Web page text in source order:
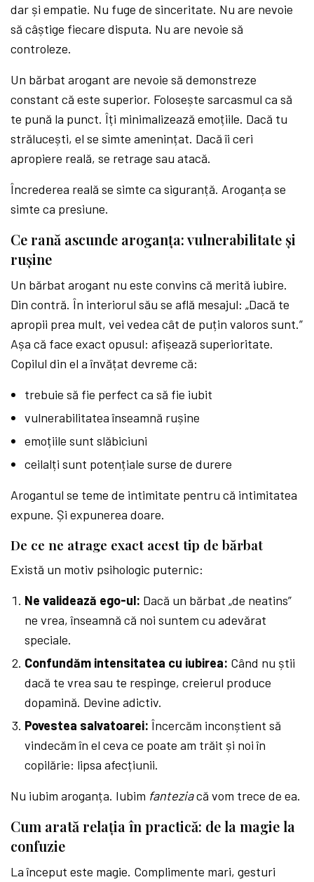
dar și empatie. Nu fuge de sinceritate. Nu are nevoie
să câștige fiecare disputa. Nu are nevoie să
controleze.
Un bărbat arogant are nevoie să demonstreze
constant că este superior. Folosește sarcasmul ca să
te pună la punct. Îți minimalizează emoțiile. Dacă tu
strălucești, el se simte amenințat. Dacă îi ceri
apropiere reală, se retrage sau atacă.
Încrederea reală se simte ca siguranță. Aroganța se
simte ca presiune.
Ce rană ascunde aroganța: vulnerabilitate și
rușine
Un bărbat arogant nu este convins că merită iubire.
Din contră. În interiorul său se află mesajul: „Dacă te
apropii prea mult, vei vedea cât de puțin valoros sunt.”
Așa că face exact opusul: afișează superioritate.
Copilul din el a învățat devreme că:
trebuie să fie perfect ca să fie iubit
vulnerabilitatea înseamnă rușine
emoțiile sunt slăbiciuni
ceilalți sunt potențiale surse de durere
Arogantul se teme de intimitate pentru că intimitatea
expune. Și expunerea doare.
De ce ne atrage exact acest tip de bărbat
Există un motiv psihologic puternic:
Ne validează ego-ul: Dacă un bărbat „de neatins”
ne vrea, înseamnă că noi suntem cu adevărat
speciale.
Confundăm intensitatea cu iubirea: Când nu știi
dacă te vrea sau te respinge, creierul produce
dopamină. Devine adictiv.
Povestea salvatoarei: Încercăm inconștient să
vindecăm în el ceva ce poate am trăit și noi în
copilărie: lipsa afecțiunii.
Nu iubim aroganța. Iubim fanteziacă vom trece de ea.
Cum arată relația în practică: de la magie la
confuzie
La început este magie. Complimente mari, gesturi